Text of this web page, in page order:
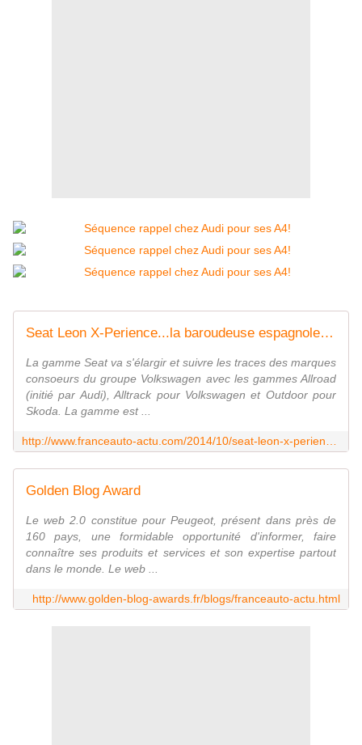
Seat Leon X-Perience...la baroudeuse espagnole! - FranceAuto-actu - actualité automobile régionale et internationale
La gamme Seat va s'élargir et suivre les traces des marques
consoeurs du groupe Volkswagen avec les gammes Allroad
(initié par Audi), Alltrack pour Volkswagen et Outdoor pour
Skoda. La gamme est ...
Golden Blog Award
Le web 2.0 constitue pour Peugeot, présent dans près de
160 pays, une formidable opportunité d'informer, faire
connaître ses produits et services et son expertise partout
dans le monde. Le web ...
http://www.golden-blog-awards.fr/blogs/franceauto-actu.html